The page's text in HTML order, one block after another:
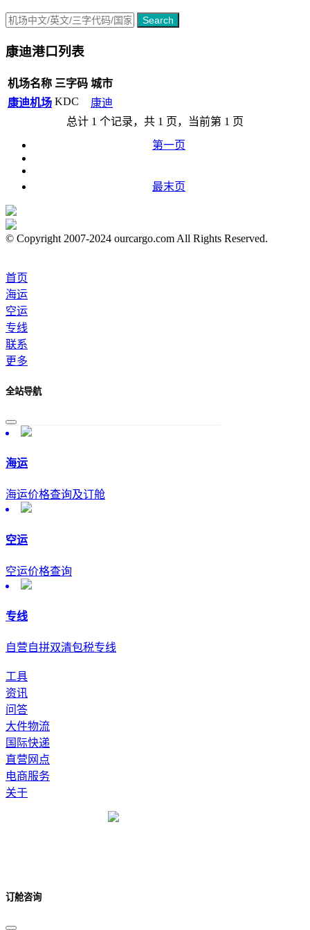
Search
康迪港口列表
机场名称 三字码 城市
康迪机场 KDC
康迪
总计 1 个记录，共 1 页，当前第 1 页
第一页
最末页
© Copyright 2007-2024 ourcargo.com All Rights Reserved.
首页
海运
空运
专线
联系
更多
全站导航
海运
海运价格查询及订舱
空运
空运价格查询
专线
自营自拼双清包税专线
工具
资讯
问答
大件物流
国际快递
直营网点
电商服务
关于
订舱咨询